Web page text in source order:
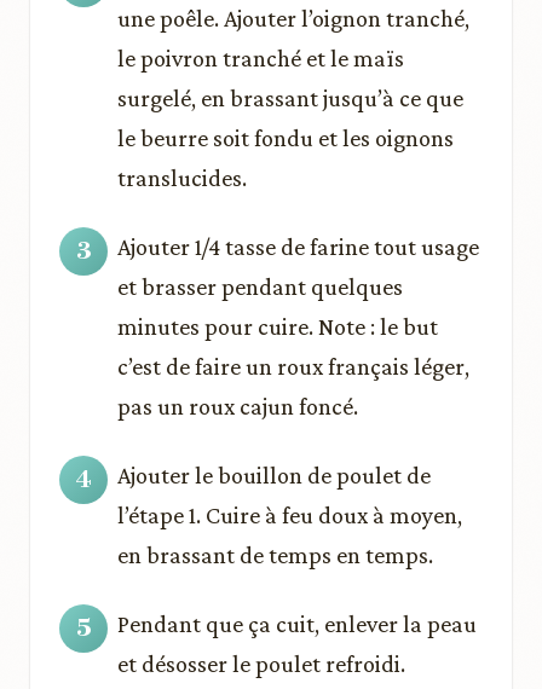
une poêle. Ajouter l’oignon tranché,
le poivron tranché et le maïs
surgelé, en brassant jusqu’à ce que
le beurre soit fondu et les oignons
translucides.
Ajouter 1/4 tasse de farine tout usage
et brasser pendant quelques
minutes pour cuire. Note : le but
c’est de faire un roux français léger,
pas un roux cajun foncé.
Ajouter le bouillon de poulet de
l’étape 1. Cuire à feu doux à moyen,
en brassant de temps en temps.
Pendant que ça cuit, enlever la peau
et désosser le poulet refroidi.